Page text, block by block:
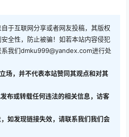
于互联网分享或者网友投稿，其版权
全性，防止被骗！如若本站内容侵犯
我们dmku999@yandex.com进行处
场，并不代表本站赞同其观点和对其
布或转载任何违法的相关信息，访客
如发现链接失效，请联系我们我们会